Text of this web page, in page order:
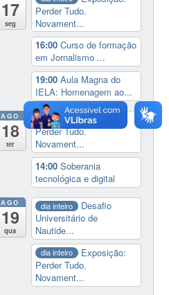
17
seg
Perder Tudo.
Novament...
16:00Curso de formação
em Jornalismo ...
19:00Aula Magna do
IELA: Homenagem ao...
AGO
18
ter
dia inteiro
Exposição:
Perder Tudo.
Novament...
14:00Soberania
tecnológica e digital
AGO
19
qua
dia inteiro
Desafio
Universitário de
Nautide...
dia inteiro
Exposição:
Perder Tudo.
Novament...